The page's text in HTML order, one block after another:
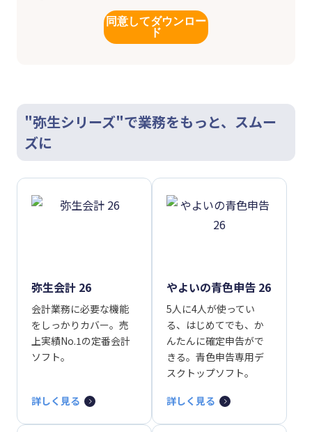
同意してダウンロー
ド
"弥生シリーズ"で業務をもっと、スムー
ズに
弥生会計 26
会計業務に必要な機能
をしっかりカバー。売
上実績No.1の定番会計
ソフト。
詳しく見る
やよいの青色申告 26
5人に4人が使ってい
る、はじめてでも、か
んたんに確定申告がで
きる。青色申告専用デ
スクトップソフト。
詳しく見る